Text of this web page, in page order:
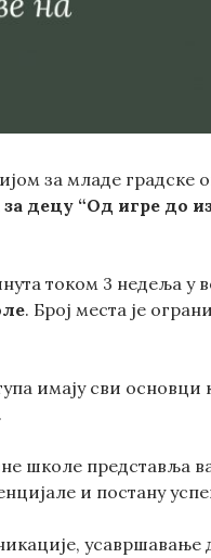
за младе градске
децу “Од игре до
током 3 недеља
. Број места је
имају сви
школе представља
и постану